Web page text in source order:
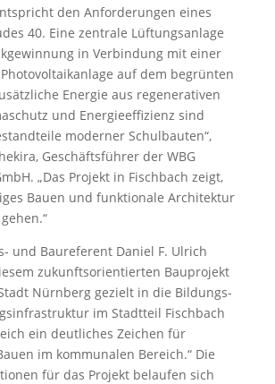
den Anforderungen eines
40. Eine zentrale Lüftungsanlage
in Verbindung mit einer
auf dem begrünten
Energie aus regenerativen
und Energieeffizienz sind
moderner Schulbauten“,
Geschäftsführer der WBG
„Das Projekt in Fischbach zeigt,
Bauen und funktionale Architektur
und Baureferent Daniel F. Ulrich
zukunftsorientierten Bauprojekt
Nürnberg gezielt in die Bildungs-
im Stadtteil Fischbach
ein deutliches Zeichen für
im kommunalen Bereich.“ Die
für das Projekt belaufen sich